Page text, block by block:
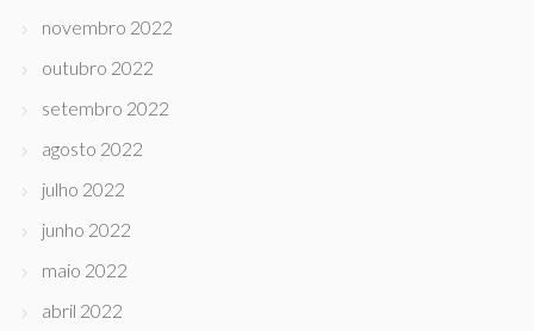
novembro 2022
outubro 2022
setembro 2022
agosto 2022
julho 2022
junho 2022
maio 2022
abril 2022